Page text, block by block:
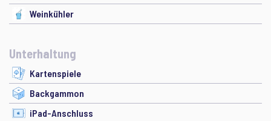
Weinkühler
Unterhaltung
Kartenspiele
Backgammon
iPad-Anschluss